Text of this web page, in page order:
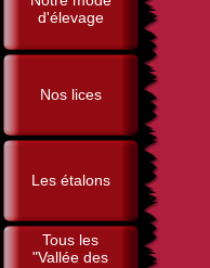
d'élevage
Nos lices
Les étalons
Tous les
"Vallée des